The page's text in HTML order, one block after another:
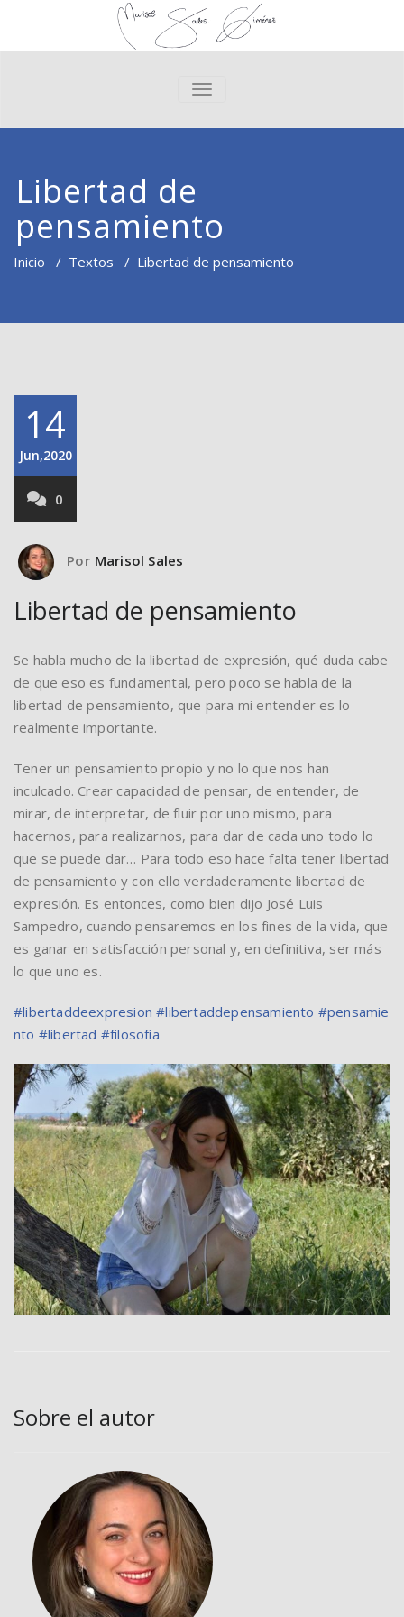
CAMBIAR NAVEGACIÓN
Libertad de
pensamiento
Inicio / Textos / Libertad de pensamiento
14
Jun,2020
0
Por Marisol Sales
Libertad de pensamiento
Se habla mucho de la libertad de expresión, qué duda cabe
de que eso es fundamental, pero poco se habla de la
libertad de pensamiento, que para mi entender es lo
realmente importante.
Tener un pensamiento propio y no lo que nos han
inculcado. Crear capacidad de pensar, de entender, de
mirar, de interpretar, de fluir por uno mismo, para
hacernos, para realizarnos, para dar de cada uno todo lo
que se puede dar… Para todo eso hace falta tener libertad
de pensamiento y con ello verdaderamente libertad de
expresión. Es entonces, como bien dijo José Luis
Sampedro, cuando pensaremos en los fines de la vida, que
es ganar en satisfacción personal y, en definitiva, ser más
lo que uno es.
#libertaddeexpresion #libertaddepensamiento #pensamie
nto #libertad #filosofía
Sobre el autor